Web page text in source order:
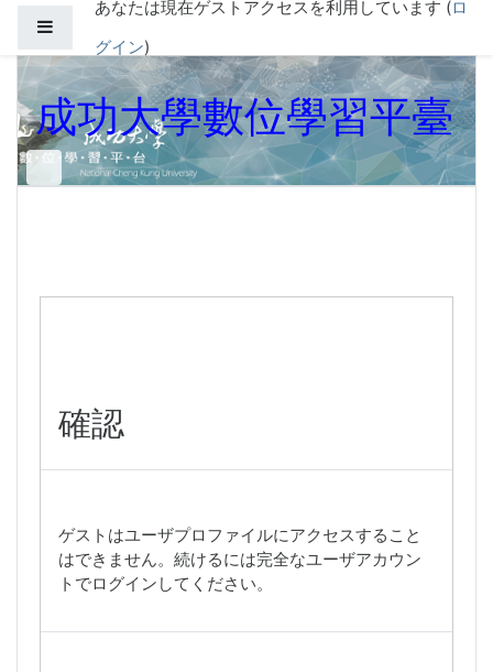
メインコンテンツへスキップする
あなたは現在ゲストアクセスを利用しています (ロ
グイン)
成功大學數位學習平臺
確認
ゲストはユーザプロファイルにアクセスすること
はできません。続けるには完全なユーザアカウン
トでログインしてください。